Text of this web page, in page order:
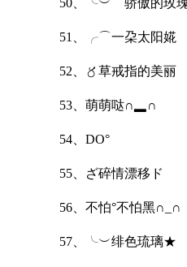
50、╰︶▔骄傲的玫
51、╭⌒一朶太阳婲
52、〥草戒指的美丽
53、萌萌哒∩▂∩
54、DO°
55、ざ碎情漂移ド
56、不怕°不怕黑∩_∩
57、╰︶绯色琉璃★